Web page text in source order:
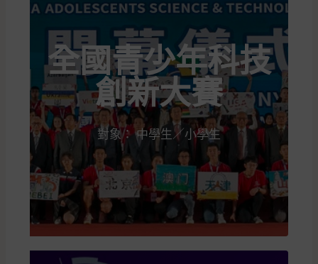
全國青少年科技
創新大賽
對象： 中學生／小學生